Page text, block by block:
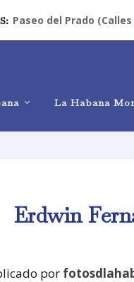
Paseo del Prado
La Habana
Erdwin
por